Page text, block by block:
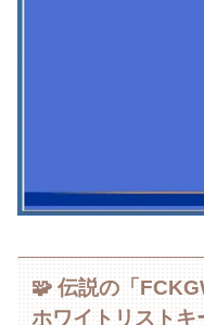
🧩 伝説の「
ホワイトリストキ